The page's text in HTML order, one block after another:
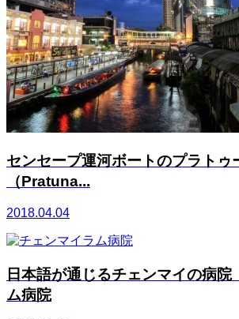
センセープ運河ボートのプラトゥ
（Pratuna...
2018.04.04
日本語が通じるチェンマイの病
ム病院